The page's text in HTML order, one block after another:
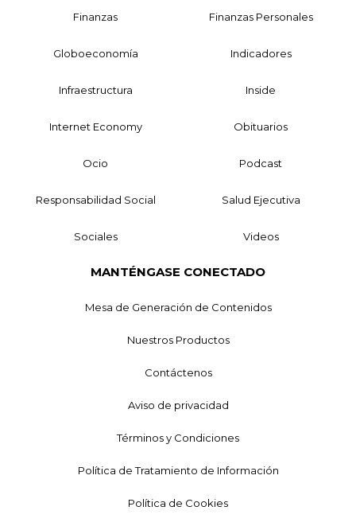
Finanzas Finanzas Personales
Globoeconomía Indicadores
Infraestructura Inside
Internet Economy Obituarios
Ocio Podcast
Responsabilidad Social Salud Ejecutiva
Sociales Videos
MANTÉNGASE CONECTADO
Mesa de Generación de Contenidos
Nuestros Productos
Contáctenos
Aviso de privacidad
Términos y Condiciones
Política de Tratamiento de Información
Política de Cookies